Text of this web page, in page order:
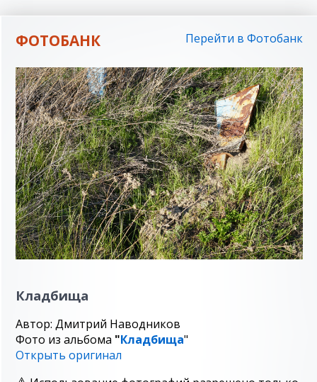
ФОТОБАНК Перейти в Фотобанк
Кладбища
Автор: Дмитрий Наводников
Фото из альбома "Кладбища"
Открыть оригинал